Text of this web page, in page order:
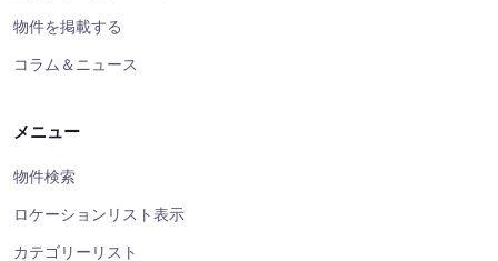
物件を掲載する
コラム＆ニュース
メニュー
物件検索
ロケーションリスト表示
カテゴリーリスト